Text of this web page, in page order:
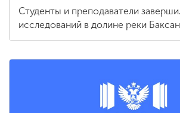
Студенты и преподаватели
исследований в долине реки Баксан